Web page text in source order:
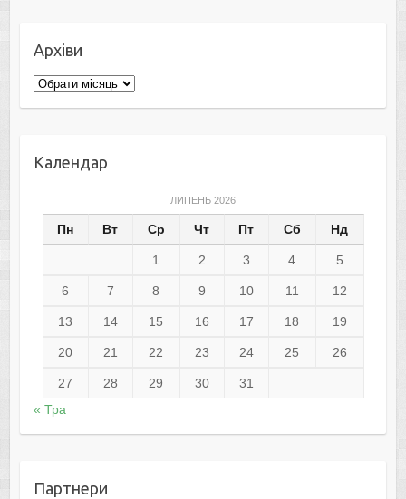
Архіви
Архіви
Календар
ЛИПЕНЬ 2026
Пн Вт Ср Чт Пт Сб Нд
1 2 3 4 5
6 7 8 9 10 11 12
13 14 15 16 17 18 19
20 21 22 23 24 25 26
27 28 29 30
31
« Тра
Партнери